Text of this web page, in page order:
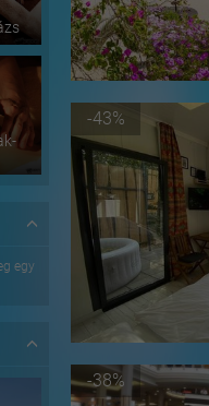
egy
-43%
-38%